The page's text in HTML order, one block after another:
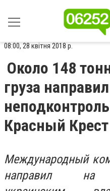
08:00, 28 квітня 2018 р.
Около 148
груза
Красный Крест
Международный
направил на